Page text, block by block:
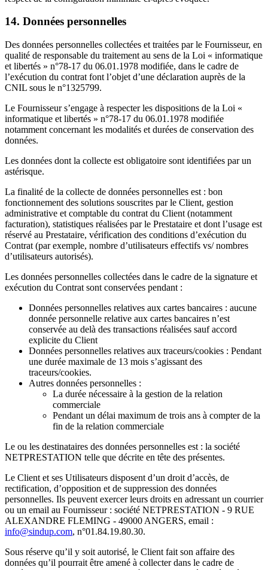
14. Données personnelles
Des données personnelles collectées et traitées par le Fournisseur, en
qualité de responsable du traitement au sens de la Loi « informatique
et libertés » n°78-17 du 06.01.1978 modifiée, dans le cadre de
l’exécution du contrat font l’objet d’une déclaration auprès de la
CNIL sous le n°1325799.
Le Fournisseur s’engage à respecter les dispositions de la Loi «
informatique et libertés » n°78-17 du 06.01.1978 modifiée
notamment concernant les modalités et durées de conservation des
données.
Les données dont la collecte est obligatoire sont identifiées par un
astérisque.
La finalité de la collecte de données personnelles est : bon
fonctionnement des solutions souscrites par le Client, gestion
administrative et comptable du contrat du Client (notamment
facturation), statistiques réalisées par le Prestataire et dont l’usage est
réservé au Prestataire, vérification des conditions d’exécution du
Contrat (par exemple, nombre d’utilisateurs effectifs vs/ nombres
d’utilisateurs autorisés).
Les données personnelles collectées dans le cadre de la signature et
exécution du Contrat sont conservées pendant :
Données personnelles relatives aux cartes bancaires : aucune
donnée personnelle relative aux cartes bancaires n’est
conservée au delà des transactions réalisées sauf accord
explicite du Client
Données personnelles relatives aux traceurs/cookies : Pendant
une durée maximale de 13 mois s’agissant des
traceurs/cookies.
Autres données personnelles :
La durée nécessaire à la gestion de la relation
commerciale
Pendant un délai maximum de trois ans à compter de la
fin de la relation commerciale
Le ou les destinataires des données personnelles est : la société
NETPRESTATION telle que décrite en tête des présentes.
Le Client et ses Utilisateurs disposent d’un droit d’accès, de
rectification, d’opposition et de suppression des données
personnelles. Ils peuvent exercer leurs droits en adressant un courrier
ou un email au Fournisseur : société NETPRESTATION - 9 RUE
ALEXANDRE FLEMING - 49000 ANGERS, email :
info@sindup.com, n°01.84.19.80.30.
Sous réserve qu’il y soit autorisé, le Client fait son affaire des
données qu’il pourrait être amené à collecter dans le cadre de